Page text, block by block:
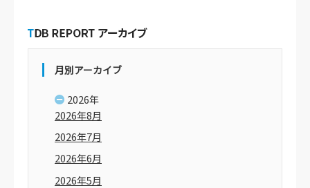
月別アーカイブ
2026年
2026年8月
2026年7月
2026年6月
2026年5月